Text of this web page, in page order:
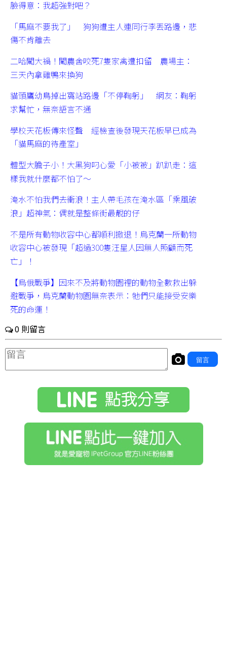
臉得意：我超強對吧？
「馬麻不要我了」 狗狗遭主人連同行李丟路邊，悲
傷不肯離去
二哈闖大禍！闖農舍咬死7隻家禽遭扣留 農場主：
三天內拿雞鴨來換狗
貓頭鷹幼鳥掉出窩站路邊「不停鞠躬」 網友：鞠躬
求幫忙，無奈語言不通
學校天花板傳來怪聲 經檢查後發現天花板早已成為
「貓馬麻的待產室」
體型大膽子小！大黑狗叼心愛「小被被」趴趴走：這
樣我就什麼都不怕了～
淹水不怕我們去衝浪！主人帶毛孩在淹水區「乘風破
浪」超神氣：偶就是整條街最靚的仔
不是所有動物收容中心都順利撤退！烏克蘭一所動物
收容中心被發現「超過300隻汪星人因無人照顧而死
亡」！
【烏俄戰爭】因來不及將動物園裡的動物全數救出躲
避戰爭，烏克蘭動物園無奈表示：牠們只能接受安樂
死的命運！